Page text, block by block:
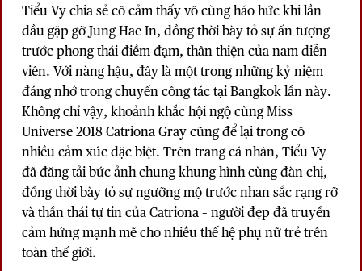
Tiểu Vy chia sẻ cô cảm thấy vô cùng háo hức khi lần
đầu gặp gỡ Jung Hae In, đồng thời bày tỏ sự ấn tượng
trước phong thái điềm đạm, thân thiện của nam diễn
viên. Với nàng hậu, đây là một trong những kỷ niệm
đáng nhớ trong chuyến công tác tại Bangkok lần này.
Không chỉ vậy, khoảnh khắc hội ngộ cùng Miss
Universe 2018 Catriona Gray cũng để lại trong cô
nhiều cảm xúc đặc biệt. Trên trang cá nhân, Tiểu Vy
đã đăng tải bức ảnh chung khung hình cùng đàn chị,
đồng thời bày tỏ sự ngưỡng mộ trước nhan sắc rạng rỡ
và thần thái tự tin của Catriona – người đẹp đã truyền
cảm hứng mạnh mẽ cho nhiều thế hệ phụ nữ trẻ trên
toàn thế giới.